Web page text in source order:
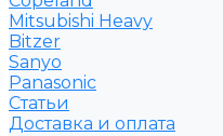
Mitsubishi Heavy
Bitzer
Sanyo
Рanasonic
Статьи
Доставка и оплата